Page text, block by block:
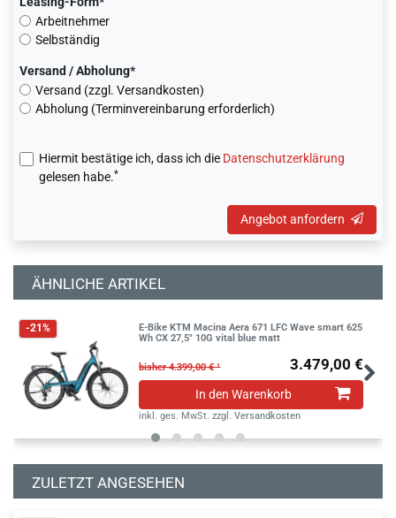
Arbeitnehmer
Selbständig
Versand / Abholung*
Versand (zzgl. Versandkosten)
Abholung (Terminvereinbarung erforderlich)
Hiermit bestätige ich, dass ich die Daten­schutz­erklärung
gelesen habe.*
Angebot anfordern
ÄHNLICHE ARTIKEL
-21%
E-Bike KTM Macina Aera 671 LFC Wave smart 625
Wh CX 27,5" 10G vital blue matt
bisher 4.399,00 € ¹ 3.479,00 €
In den Warenkorb
inkl. ges. MwSt. zzgl.Versandkosten
ZULETZT ANGESEHEN